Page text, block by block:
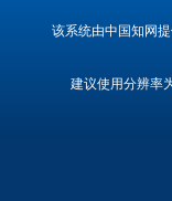
该系统由中国知网
建议使用分辨率